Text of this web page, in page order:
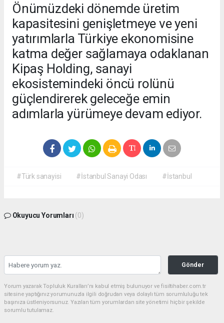
Önümüzdeki dönemde üretim
kapasitesini genişletmeye ve yeni
yatırımlarla Türkiye ekonomisine
katma değer sağlamaya odaklanan
Kipaş Holding, sanayi
ekosistemindeki öncü rolünü
güçlendirerek geleceğe emin
adımlarla yürümeye devam ediyor.
#Türk sanayisi #İstanbul Sanayi Odası #İstanbul
Okuyucu Yorumları (0)
Gönder
Yorum yazarak Topluluk Kuralları’nı kabul etmiş bulunuyor ve fisiltihaber.com.tr
sitesine yaptığınız yorumunuzla ilgili doğrudan veya dolaylı tüm sorumluluğu tek
başınıza üstleniyorsunuz. Yazılan tüm yorumlardan site yönetimi hiçbir şekilde
sorumlu tutulamaz.